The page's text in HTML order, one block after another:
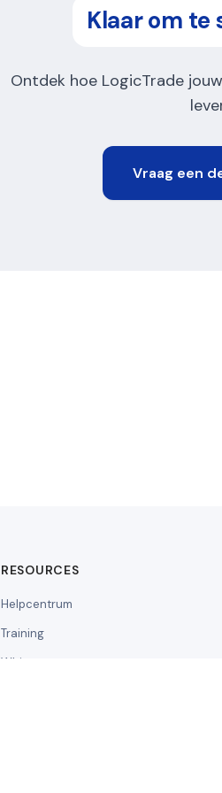
Klaar om
Ontdek hoe LogicTrade
Vraag een
RESOURCES
Helpcentrum
Training
Whitepaper